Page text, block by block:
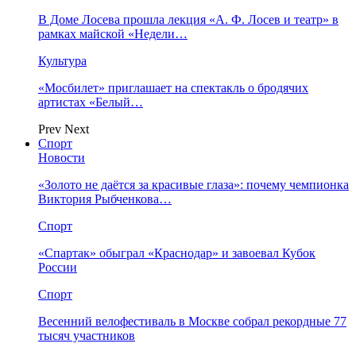
В Доме Лосева прошла лекция «А. Ф. Лосев и театр» в
рамках майской «Недели…
Культура
«Мосбилет» приглашает на спектакль о бродячих
артистах «Белый…
Prev Next
Спорт
Новости
«Золото не даётся за красивые глаза»: почему чемпионка
Виктория Рыбченкова…
Спорт
«Спартак» обыграл «Краснодар» и завоевал Кубок
России
Спорт
Весенний велофестиваль в Москве собрал рекордные 77
тысяч участников